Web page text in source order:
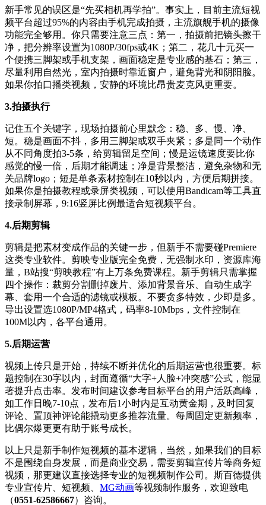
新手常见的误区是“先买相机再学拍”。事实上，目前主流短视
频平台超过95%的内容由手机完成拍摄，主流旗舰手机的摄像
功能完全够用。你只需要注意三点：第一，拍摄前把镜头擦干
净，把分辨率设置为1080P/30fps或4K；第二，花几十元买一
个便携三脚架或手机支架，画面稳定是专业感的基石；第三，
尽量利用自然光，室内拍摄时靠近窗户，避免背光和阴阳脸。
如果你拍口播类视频，安静的环境比昂贵麦克风更重要。
3.拍摄执行
记住五个关键字，现场拍摄前心里默念：稳、多、慢、净、
短。稳是画面不抖，多用三脚架或双手夹紧；多是同一个动作
从不同角度拍3-5条，给剪辑留足空间；慢是运镜速度要比你
感觉的慢一倍，后期才能调速；净是背景整洁，避免杂物和无
关品牌logo；短是单条素材控制在10秒以内，方便后期拼接。
如果你是拍摄教程或录屏类视频，可以使用Bandicam等工具直
接录制屏幕，9:16竖屏比例最适合短视频平台。
4.后期剪辑
剪辑是把素材变成作品的关键一步，但新手不需要碰Premiere
这类专业软件。剪映专业版完全免费，无强制水印，资源库海
量，B站搜“剪映教程”有上万条免费课程。新手剪辑只需掌握
四个操作：裁剪分割删掉废片、添加背景音乐、自动生成字
幕、套用一个合适的滤镜或模板。不要贪多特效，少即是多。
导出设置选1080P/MP4格式，码率8-10Mbps，文件控制在
100M以内，各平台通用。
5.后期运营
视频上传只是开始，持续不断并优化的后期运营也很重要。标
题控制在30字以内，封面遵循“大字+人脸+冲突感”公式，能显
著提升点击率。发布时间建议参考目标平台的用户活跃高峰，
如工作日晚7-10点，发布后1小时内是互动黄金期，及时回复
评论、置顶神评论能撬动更多推荐流量。每周固定更新频率，
比偶尔爆更更有助于账号成长。
以上只是新手制作短视频的基本逻辑，当然，如果我们的目标
不是围绕自身发展，而是商业交易，需要剪辑宣传片等商务短
视频，那更建议直接选择专业的短视频制作公司。斯百德提供
专业宣传片、短视频、 MG动画等视频制作服务，欢迎致电
（0551-62586667）咨询。